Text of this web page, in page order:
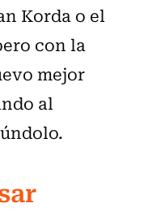
Korda o el
con la
mejor
al